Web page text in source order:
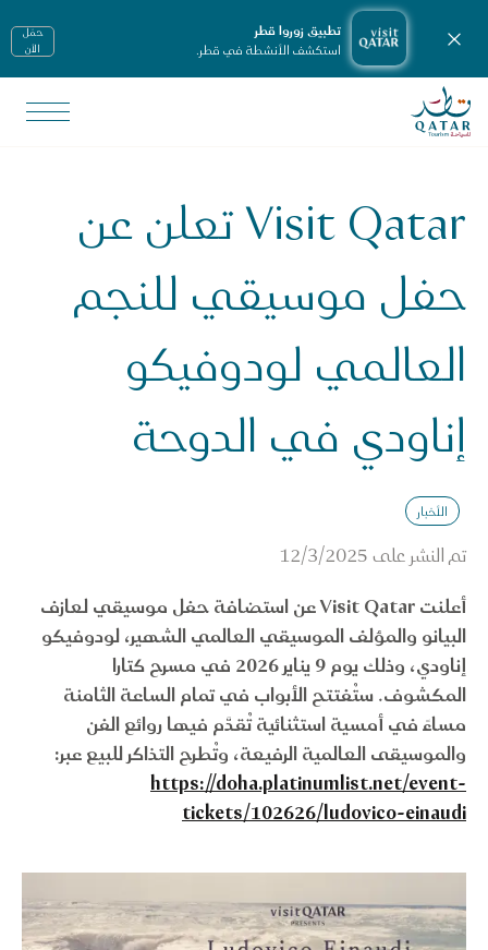
تطبيق زوروا قطر
استكشف الأنشطة في قطر.
حمّل
الأن
إغلاق الإشعارات
الصفحة الرئيسية لموقع VisitQatar
Visit Qatar تعلن عن حفل موسيقي للنجم العالمي لودوفيكو إناودي في الدوحة
Visit Qatar تعلن عن
حفل موسيقي للنجم
العالمي لودوفيكو
إناودي في الدوحة
الأخبار
تم النشر على 12/3/2025
أعلنت Visit Qatar عن استضافة حفل موسيقي لعازف
البيانو والمؤلف الموسيقي العالمي الشهير، لودوفيكو
إناودي، وذلك يوم 9 يناير 2026 في مسرح كتارا
المكشوف. ستُفتتح الأبواب في تمام الساعة الثامنة
مساءً في أمسية استثنائية تُقدَّم فيها روائع الفن
والموسيقى العالمية الرفيعة، وتُطرح التذاكر للبيع عبر:
https://doha.platinumlist.net/event-
tickets/102626/ludovico-einaudi